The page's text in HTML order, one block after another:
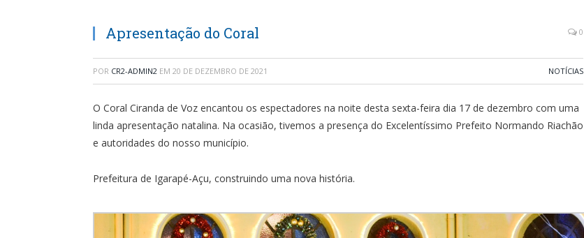
Apresentação do Coral 0
POR CR2-ADMIN2 EM 20 DE DEZEMBRO DE 2021 NOTÍCIAS
O Coral Ciranda de Voz encantou os espectadores na noite desta sexta-feira dia 17 de dezembro com uma
linda apresentação natalina. Na ocasião, tivemos a presença do Excelentíssimo Prefeito Normando Riachão
e autoridades do nosso município.
Prefeitura de Igarapé-Açu, construindo uma nova história.